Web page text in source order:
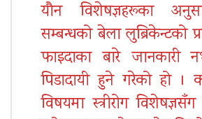
यौन विशेषज्ञहरूका
सम्बन्धको बेला लुब्रिकेन्टको
फाइदाका बारे जानकारी
पिडादायी हुने गरेको हो
विषयमा स्त्रीरोग